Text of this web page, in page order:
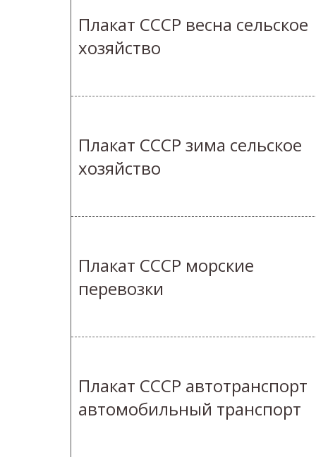
Плакат СССР весна сельское
хозяйство
Плакат СССР зима сельское
хозяйство
Плакат СССР морские
перевозки
Плакат СССР автотранспорт
автомобильный транспорт